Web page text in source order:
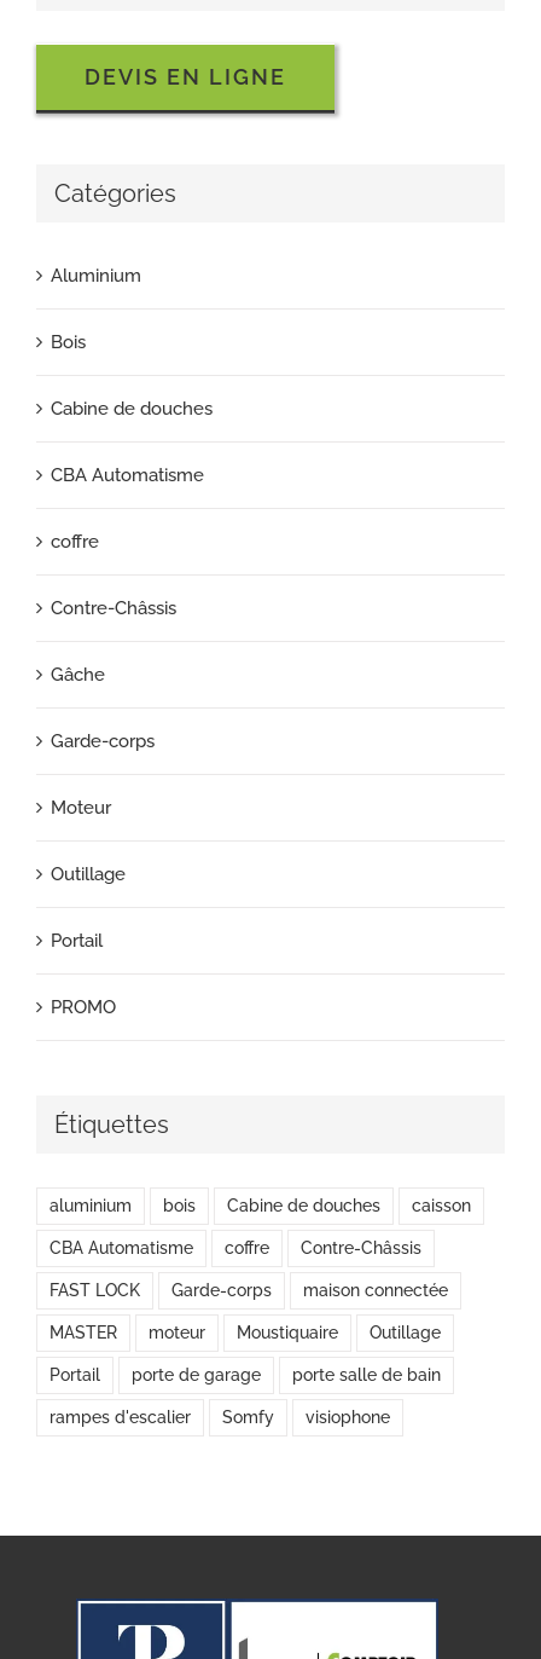
DEVIS EN LIGNE
Catégories
Aluminium
Bois
Cabine de douches
CBA Automatisme
coffre
Contre-Châssis
Gâche
Garde-corps
Moteur
Outillage
Portail
PROMO
Étiquettes
aluminium bois Cabine de douches caisson
CBA Automatisme coffre Contre-Châssis
FAST LOCK Garde-corps maison connectée
MASTER moteur Moustiquaire Outillage
Portail porte de garage porte salle de bain
rampes d'escalier Somfy visiophone